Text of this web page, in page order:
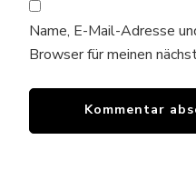
Name, E-Mail-Adresse
Browser für meinen